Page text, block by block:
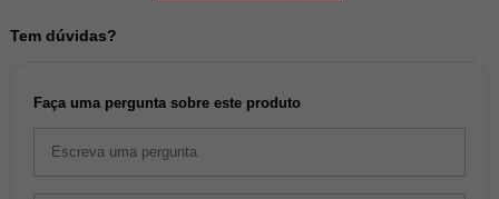
Tem dúvidas?
Faça uma pergunta sobre este produto